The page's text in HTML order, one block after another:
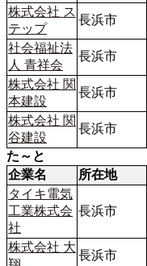
株式会社 ス
テップ
長浜市
社会福祉法
人 青祥会
長浜市
株式会社 関
本建設
長浜市
株式会社 関
谷建設
長浜市
た～と
企業名
所在地
タイキ電気
工業株式会
社
長浜市
株式会社 大
長浜市